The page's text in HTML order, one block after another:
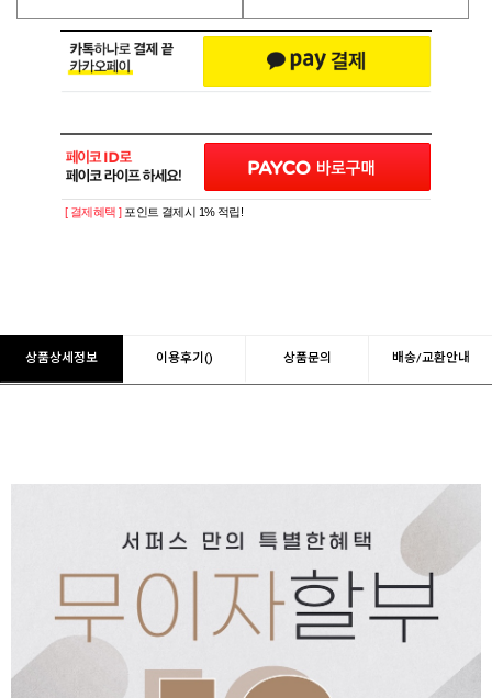
[ 결제혜택 ] 포인트 결제시 1% 적립!
상품상세정보 이용후기() 상품문의 배송/교환안내